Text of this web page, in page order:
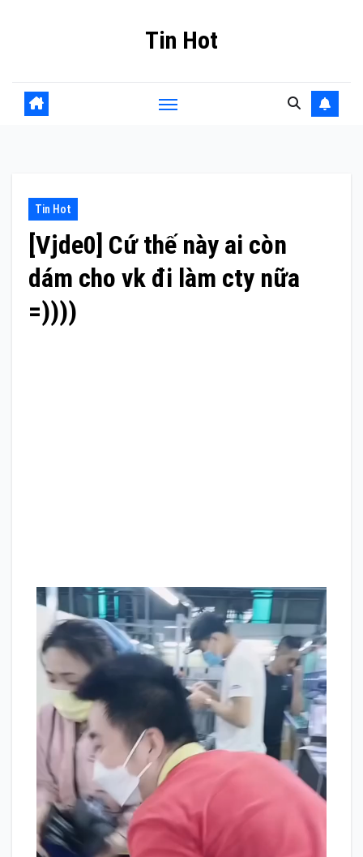
Tin Hot
Tin Hot
[Vjde0] Cứ thế này ai còn
dám cho vk đi làm cty nữa
=))))